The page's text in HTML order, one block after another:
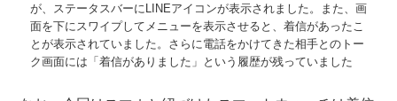
が、ステータスバーにLINEアイコンが表示されました。また、画
面を下にスワイプしてメニューを表示させると、着信があったこ
とが表示されていました。さらに電話をかけてきた相手とのトー
ク画面には「着信がありました」という履歴が残っていました